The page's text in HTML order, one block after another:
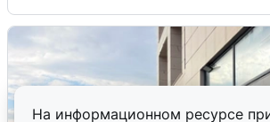
На информационном ресурсе